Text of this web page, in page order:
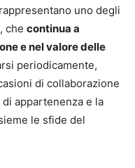
uno degli
, che continua a
e nel valore delle
periodicamente,
di collaborazione
appartenenza e la
le sfide del